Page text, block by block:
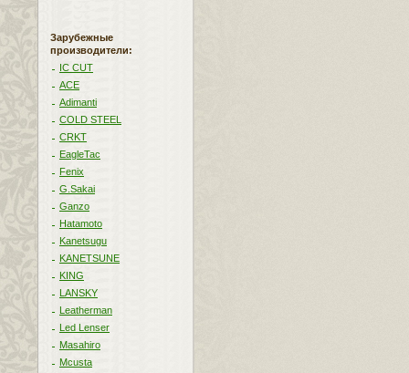
Зарубежные
производители:
IC CUT
ACE
Adimanti
COLD STEEL
CRKT
EagleTac
Fenix
G.Sakai
Ganzo
Hatamoto
Kanetsugu
KANETSUNE
KING
LANSKY
Leatherman
Led Lenser
Masahiro
Mcusta